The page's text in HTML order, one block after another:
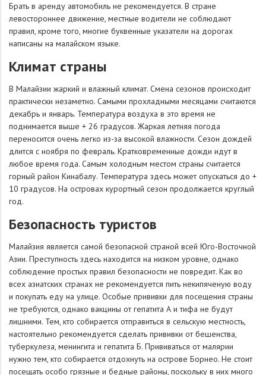
Брать в аренду автомобиль не рекомендуется. В стране
левостороннее движение, местные водители не соблюдают
правил, кроме того, многие буквенные указатели на дорогах
написаны на малайском языке.
Климат страны
В Малайзии жаркий и влажный климат. Смена сезонов происходит
практически незаметно. Самыми прохладными месяцами считаются
декабрь и январь. Температура воздуха в это время не
поднимается выше + 26 градусов. Жаркая летняя погода
переносится очень легко из-за высокой влажности. Сезон дождей
длится с ноября по февраль. Кратковременные дожди идут в
любое время года. Самым холодным местом страны считается
горный район Кинабалу. Температура здесь может опускаться до +
10 градусов. На островах курортный сезон продолжается круглый
год.
Безопасность туристов
Малайзия является самой безопасной страной всей Юго-Восточной
Азии. Преступность здесь находится на низком уровне, однако
соблюдение простых правил безопасности не повредит. Как во
всех азиатских странах не рекомендуется пить некипяченую воду
и покупать еду на улице. Особые прививки для посещения страны
не требуются, однако вакцины от гепатита А и тифа не будут
лишними. Тем, кто собирается отправиться в сельскую местность,
настоятельно рекомендуется сделать прививки от бешенства,
туберкулеза, менингита и гепатита Б. Прививаться от малярии
нужно тем, кто собирается отдохнуть на острове Борнео. Не стоит
посещать особо грязные и бедные районы, поскольку в них много